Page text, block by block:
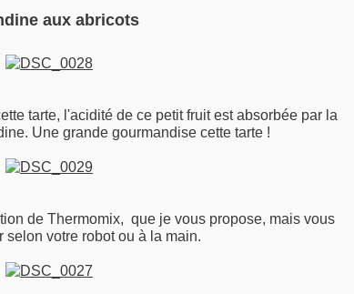
aux abricots
tarte, l'acidité de ce petit fruit est absorbée par la
Une grande gourmandise cette tarte !
de Thermomix, que je vous propose, mais vous
selon votre robot ou à la main.